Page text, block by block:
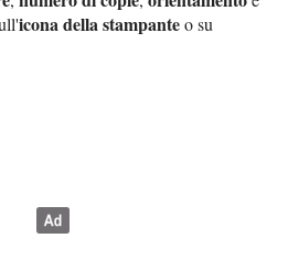
icona della stampanteo su